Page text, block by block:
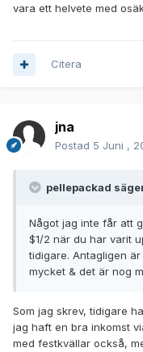
vara ett helvete med
Citera
jna
Postad 5 Juni ,
pellepackad
Något jag inte får att
$1/2 när du har varit
tidigare. Antagligen
mycket & det är nog
Som jag skrev, tidigare
jag haft en bra inkomst
med festkvällar också,